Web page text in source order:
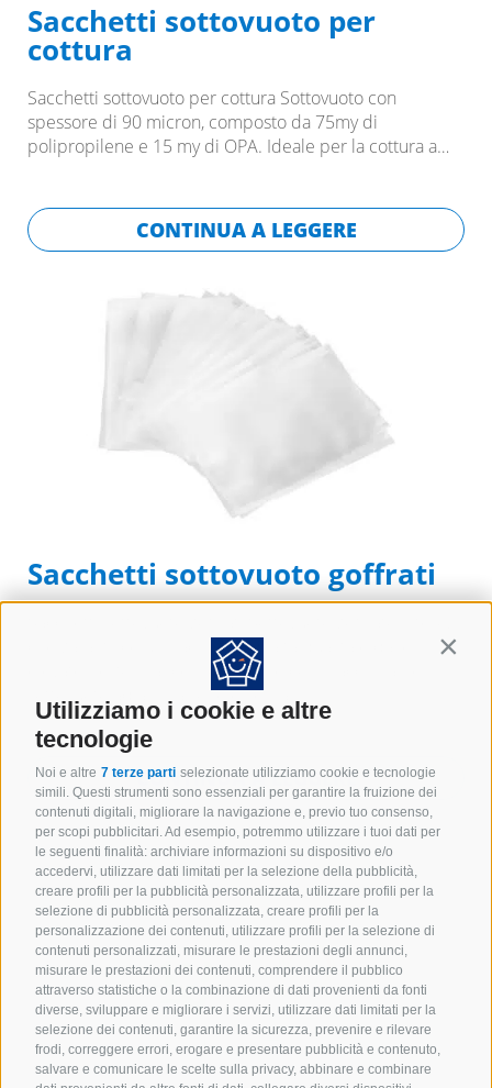
Utilizziamo i cookie e altre
tecnologie
Noi e altre 7 terze parti selezionate utilizziamo cookie e tecnologie
simili. Questi strumenti sono essenziali per garantire la fruizione dei
contenuti digitali, migliorare la navigazione e, previo tuo consenso,
per scopi pubblicitari. Ad esempio, potremmo utilizzare i tuoi dati per
le seguenti finalità: archiviare informazioni su dispositivo e/o
accedervi, utilizzare dati limitati per la selezione della pubblicità,
creare profili per la pubblicità personalizzata, utilizzare profili per la
selezione di pubblicità personalizzata, creare profili per la
personalizzazione dei contenuti, utilizzare profili per la selezione di
contenuti personalizzati, misurare le prestazioni degli annunci,
misurare le prestazioni dei contenuti, comprendere il pubblico
attraverso statistiche o la combinazione di dati provenienti da fonti
diverse, sviluppare e migliorare i servizi, utilizzare dati limitati per la
selezione dei contenuti, garantire la sicurezza, prevenire e rilevare
frodi, correggere errori, erogare e presentare pubblicità e contenuto,
salvare e comunicare le scelte sulla privacy, abbinare e combinare
Sacchetti sottovuoto per
cottura
Sacchetti sottovuoto per cottura Sottovuoto con
spessore di 90 micron, composto da 75my di
polipropilene e 15 my di OPA. Ideale per la cottura a…
CONTINUA A LEGGERE
Sacchetti sottovuoto goffrati
che garantisce un packaging di alta qualità e dalle
elevate performance. Utilizzabile con macchina per
sottovuoto ad aspirazione esterna….
CONTINUA A LEGGERE